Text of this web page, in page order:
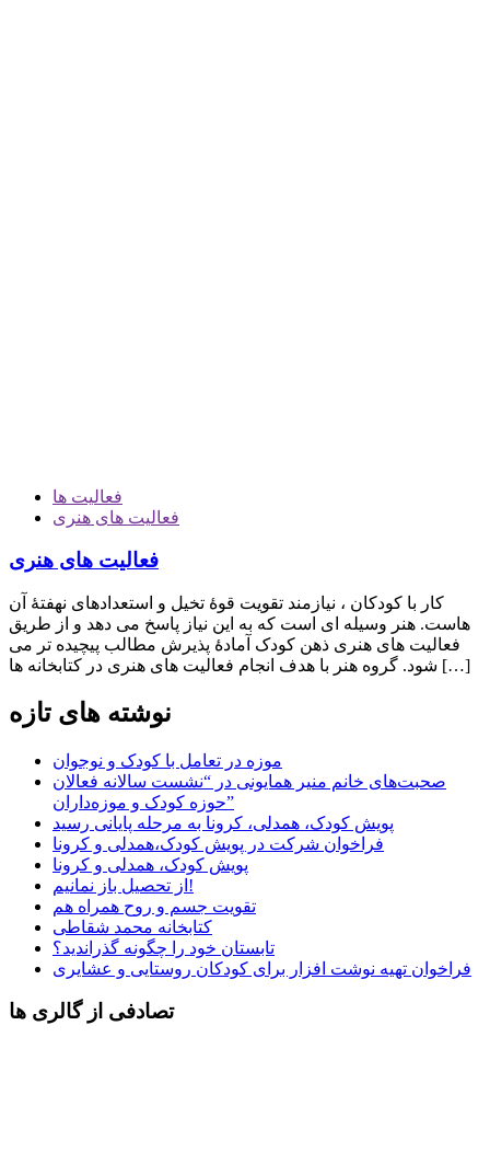
فعالیت ها
فعالیت های هنری
فعالیت های هنری
کار با کودکان ، نیازمند تقویت قوۀ تخیل و استعدادهای نهفتۀ آن
هاست. هنر وسیله ای است که به این نیاز پاسخ می دهد و از طریق
فعالیت های هنری ذهن کودک آمادۀ پذیرش مطالب پیچیده تر می
شود. گروه هنر با هدف انجام فعالیت های هنری در کتابخانه ها […]
نوشته های تازه
موزه در تعامل با کودک و نوجوان
صحبت‌های خانم منیر همایونی در “نشست سالانه فعالان
حوزه کودک و موزه‌داران”
پویش کودک، همدلی، کرونا به مرحله پایانی رسید
فراخوان شرکت در پویش کودک،همدلی و کرونا
پویش کودک، همدلی و کرونا
از تحصیل باز نمانیم!
تقویت جسم و روح همراه هم
کتابخانه محمد شقاطی
تابستان خود را چگونه گذراندید؟
فراخوان تهیه نوشت افزار برای کودکان روستایی و عشایری
تصادفی از گالری ها